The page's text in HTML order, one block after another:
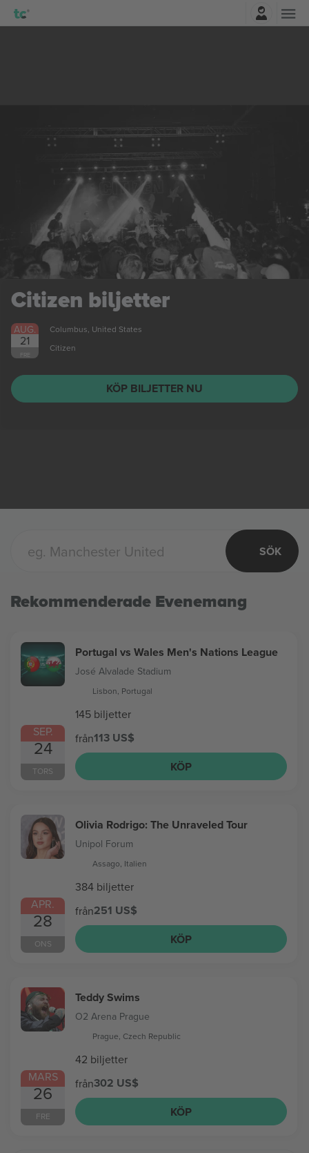
Citizen biljetter
AUG.
21
FRE
Columbus, United States
Citizen
KÖP BILJETTER NU
SÖK
Rekommenderade Evenemang
SEP.
24
TORS
Portugal vs Wales Men's Nations League
José Alvalade Stadium
Lisbon, Portugal
145 biljetter
från113 US$
KÖP
APR.
28
ONS
Olivia Rodrigo: The Unraveled Tour
Unipol Forum
Assago, Italien
384 biljetter
från251 US$
KÖP
MARS
26
FRE
Teddy Swims
O2 Arena Prague
Prague, Czech Republic
42 biljetter
från302 US$
KÖP